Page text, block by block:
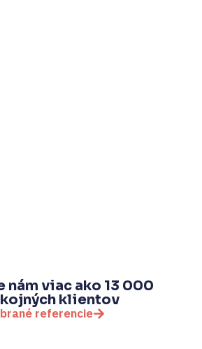
nám viac ako 13 000
klientov
referencie